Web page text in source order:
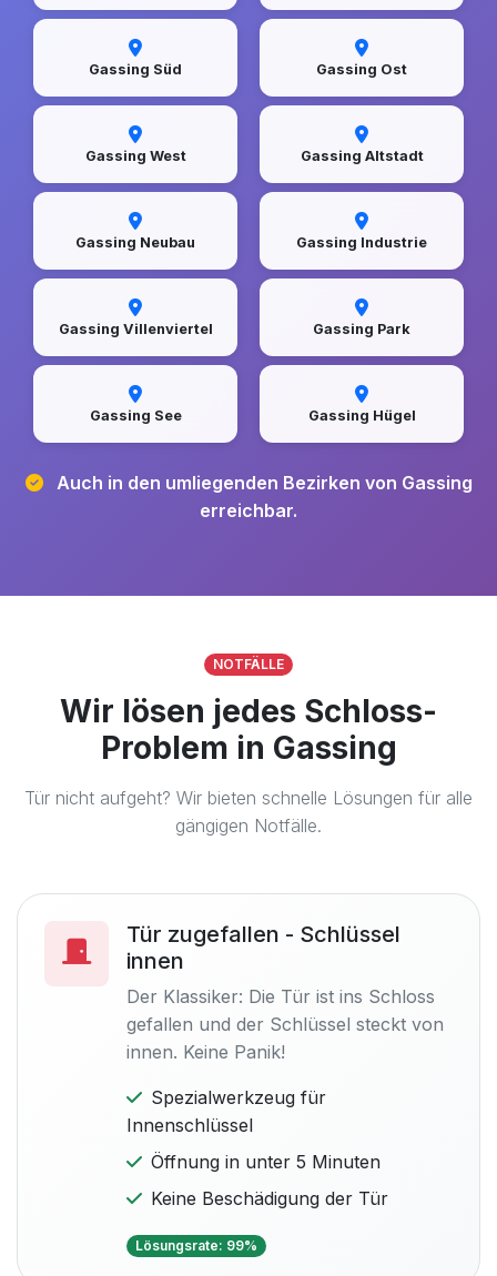
Gassing Süd Gassing Ost
Gassing West Gassing Altstadt
Gassing Neubau Gassing Industrie
Gassing Villenviertel Gassing Park
Gassing See Gassing Hügel
Auch in den umliegenden Bezirken von Gassing
erreichbar.
NOTFÄLLE
Wir lösen jedes Schloss-
Problem in Gassing
Tür nicht aufgeht? Wir bieten schnelle Lösungen für alle
gängigen Notfälle.
Tür zugefallen - Schlüssel
innen
Der Klassiker: Die Tür ist ins Schloss
gefallen und der Schlüssel steckt von
innen. Keine Panik!
Spezialwerkzeug für
Innenschlüssel
Öffnung in unter 5 Minuten
Keine Beschädigung der Tür
Lösungsrate: 99%